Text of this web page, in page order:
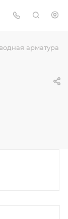
арматура